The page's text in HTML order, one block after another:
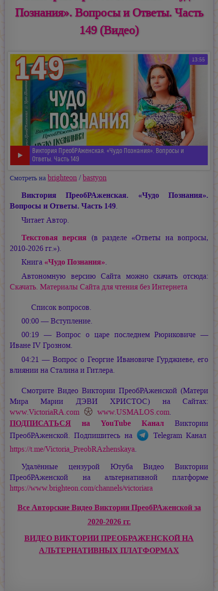
Познания». Вопросы и Ответы. Часть
149 (Видео)
13:55
Виктория ПреобРАженская. «Чудо Познания». Вопросы и
Ответы. Часть 149
Смотреть на brighteon/bastyon
Виктория ПреобРАженская. «Чудо Познания».
Вопросы и Ответы. Часть 149.
Читает Автор.
Текстовая версия (в разделе «Ответы на вопросы,
2010-2026 гг.»).
Книга «Чудо Познания».
Автономную версию Сайта можно скачать отсюда:
Скачать. Материалы Сайта для чтения без Интернета
Список вопросов.
00:00 — Вступление.
00:19 — Вопрос о царе последнем Рюриковиче —
Иване IV Грозном.
04:21 — Вопрос о Георгие Ивановиче Гурджиеве, его
влиянии на Сталина и Гитлера.
Смотрите Видео Виктории ПреобРАженской (Матери
МираМарии ДЭВИ ХРИСТОС) на Сайтах:
www.VictoriaRA.com
www.USMALOS.com.
ПОДПИСАТЬСЯ на YouTube Канал Виктории
ПреобРАженской. Подпишитесь на
Telegram Канал
https://t.me/Victoria_PreobRAzhenskaya.
Удалённые цензурой Ютуба Видео Виктории
ПреобРАженской на альтернативной платформе
https://www.brighteon.com/channels/victoriara
Все Авторские Видео Виктории ПреобРАженской за
2020-2026 гг.
ВИДЕО ВИКТОРИИ ПРЕОБРАЖЕНСКОЙ НА
АЛЬТЕРНАТИВНЫХ ПЛАТФОРМАХ